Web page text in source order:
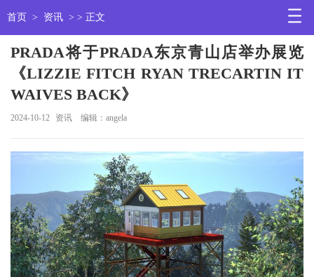
首页 > 资讯 > > 正文
PRADA将于PRADA东京青山店举办展览
《LIZZIE FITCH RYAN TRECARTIN IT
WAIVES BACK》
2024-10-12 资讯 编辑：angela